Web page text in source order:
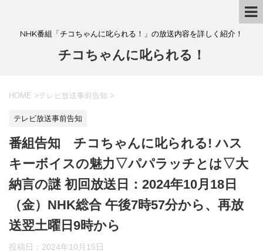
NHK番組「チコちゃんに叱られる！」の放送内容を詳しく紹介！
チコちゃんに叱られる！
HOME >テレビ放送事前告知 >
テレビ放送事前告知
番組告知 チコちゃんに叱られる! ハス
キーボイスの魅力▽パパラッチとは▽大
納言の謎 初回放送日：2024年10月18日
（金）NHK総合 午後7時57分から、再放
送翌土曜日9時から
投稿日： 2024年10月15日